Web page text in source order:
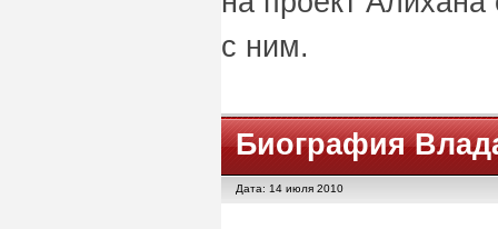
с ним.
Биография
Дата: 14 июля 2010